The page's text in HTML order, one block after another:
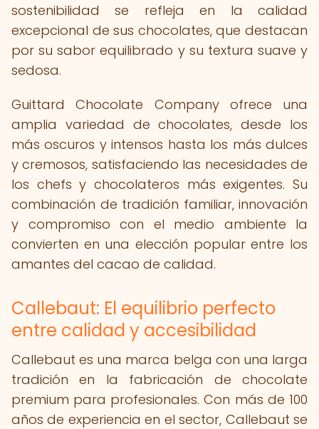
sostenibilidad se refleja en la calidad
excepcional de sus chocolates, que destacan
por su sabor equilibrado y su textura suave y
sedosa.
Guittard Chocolate Company ofrece una
amplia variedad de chocolates, desde los
más oscuros y intensos hasta los más dulces
y cremosos, satisfaciendo las necesidades de
los chefs y chocolateros más exigentes. Su
combinación de tradición familiar, innovación
y compromiso con el medio ambiente la
convierten en una elección popular entre los
amantes del cacao de calidad.
Callebaut: El equilibrio perfecto
entre calidad y accesibilidad
Callebaut es una marca belga con una larga
tradición en la fabricación de chocolate
premium para profesionales. Con más de 100
años de experiencia en el sector, Callebaut se